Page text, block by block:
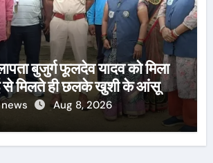
बुजुर्ग फूलदेव यादव को मिला
से मिलते ही छलके खुशी के आंसू
Aug 8, 2026